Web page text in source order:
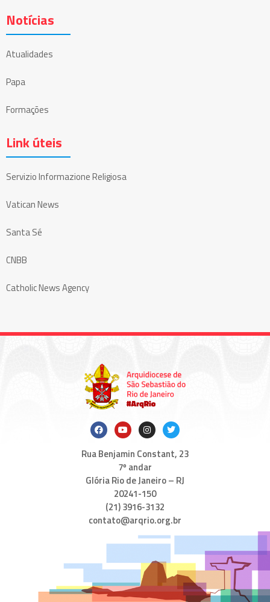
Notícias
Atualidades
Papa
Formações
Link úteis
Servizio Informazione Religiosa
Vatican News
Santa Sé
CNBB
Catholic News Agency
Rua Benjamin Constant, 23
7º andar
Glória Rio de Janeiro – RJ
20241-150
(21) 3916-3132
contato@arqrio.org.br